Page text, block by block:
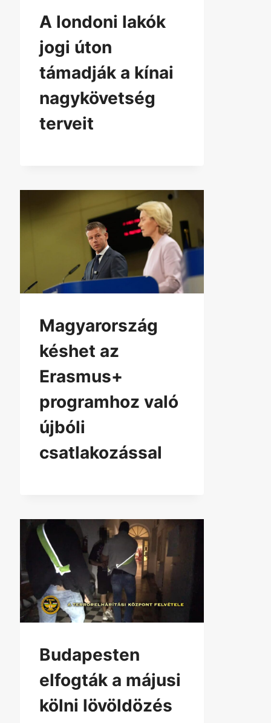
A londoni lakók
jogi úton
támadják a kínai
nagykövetség
terveit
Magyarország
késhet az
Erasmus+
programhoz való
újbóli
csatlakozással
Budapesten
elfogták a májusi
kölni lövöldözés